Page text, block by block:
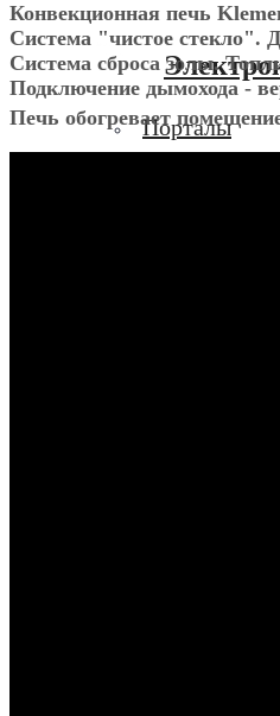
Порталы
Очаги для
Конвекционная печь
Система "чистое стекло".
Система сброса золы.
Подключение дымохода -
Печь обогревает